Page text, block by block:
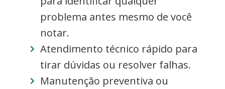
problema antes mesmo de você
notar.
Atendimento técnico rápido para
tirar dúvidas ou resolver falhas.
Manutenção preventiva ou